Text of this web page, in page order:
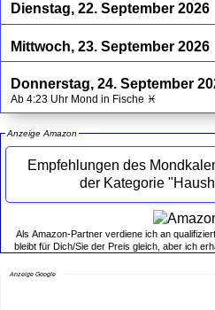
Dienstag, 22. September 2026
Mittwoch, 23. September 2026
Donnerstag, 24. September
Ab 4:23 Uhr Mond in Fische ♓
Anzeige Amazon
Empfehlungen des
Als Amazon-Partner verdiene ich an
bleibt für Dich/Sie der Preis gleich, aber ich
Anzeige Google